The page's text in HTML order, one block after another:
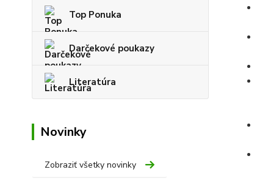
Top Ponuka
Darčekové poukazy
Literatúra
Novinky
Zobraziť všetky novinky